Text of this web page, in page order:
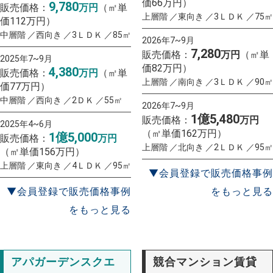
販売価格： 9,780万円
（㎡単
価112万円）
中層階 ／西向き ／3ＬＤＫ ／85㎡
2025年7~9月
販売価格： 4,380万円
（㎡単
価77万円）
中層階 ／西向き ／2ＤＫ ／55㎡
2025年4~6月
販売価格： 1億5,000万円
（㎡単価156万円）
上層階 ／東向き ／4ＬＤＫ ／95㎡
▼会員登録で販売価格事例
をもっと見る
価66万円）
上層階 ／東向き ／3ＬＤＫ ／75㎡
2026年7~9月
販売価格： 7,280万円
（㎡単
価82万円）
上層階 ／南向き ／3ＬＤＫ ／90㎡
2026年7~9月
販売価格： 1億5,480万円
（㎡単価162万円）
上層階 ／北向き ／2ＬＤＫ ／95㎡
▼会員登録で販売価格事例
をもっと見る
アパガーデンスクエ
競合マンション賃貸